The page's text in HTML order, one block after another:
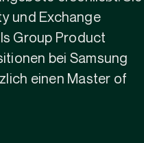
und Exchange
Group Product
bei Samsung
einen Master of